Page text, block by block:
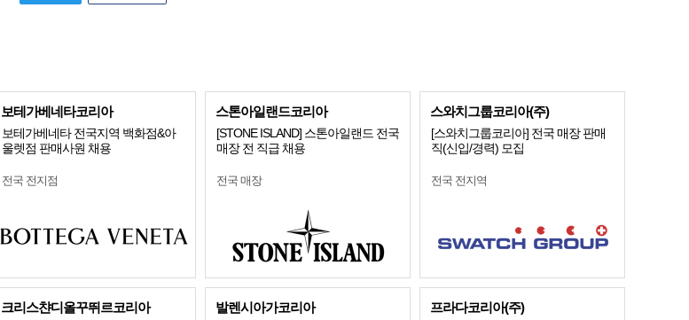
보테가베네타코리아
보테가베네타 전국지역 백화점&아
울렛점 판매사원 채용
전국 전지점
스톤아일랜드코리아
[STONE ISLAND] 스톤아일랜드 전국
매장 전 직급 채용
전국 매장
스와치그룹코리아(주)
[스와치그룹코리아] 전국 매장 판매
직(신입/경력) 모집
전국 전지역
크리스챤디올꾸뛰르코리아 발렌시아가코리아 프라다코리아(주)